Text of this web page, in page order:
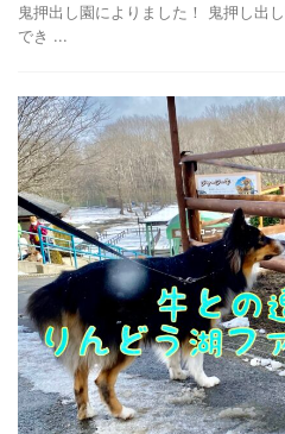
鬼押出し園によりました！ 鬼押し出
でき ...